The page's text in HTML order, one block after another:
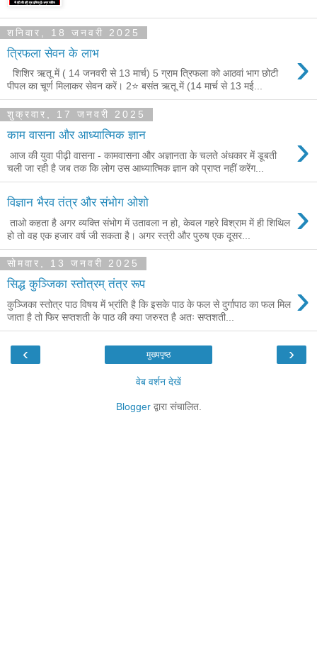
शनिवार, 18 जनवरी 2025
त्रिफला सेवन के लाभ ›
शिशिर ऋतू में ( 14 जनवरी से 13 मार्च) 5 ग्राम त्रिफला को आठवां भाग छोटी
पीपल का चूर्ण मिलाकर सेवन करें। 2⭐ बसंत ऋतू में (14 मार्च से 13 मई...
शुक्रवार, 17 जनवरी 2025
काम वासना और आध्यात्मिक ज्ञान ›
आज की युवा पीढ़ी वासना - कामवासना और अज्ञानता के चलते अंधकार में डूबती
चली जा रही है जब तक कि लोग उस आध्यात्मिक ज्ञान को प्राप्त नहीं करेंग...
विज्ञान भैरव तंत्र और संभोग ओशो ›
ताओ कहता है अगर व्यक्ति संभोग में उतावला न हो, केवल गहरे विश्राम में ही शिथिल
हो तो वह एक हजार वर्ष जी सकता है। अगर स्त्री और पुरुष एक दूसर...
सोमवार, 13 जनवरी 2025
सिद्ध कुञ्जिका स्तोत्रम् तंत्र रूप ›
कुञ्जिका स्तोत्र पाठ विषय में भ्रांति है कि इसके पाठ के फल से दुर्गापाठ का फल मिल
जाता है तो फिर सप्तशती के पाठ की क्या जरुरत है अतः सप्तशती...
‹ ›
मुख्यपृष्ठ
वेब वर्शन देखें
Bloggerद्वारा संचालित.